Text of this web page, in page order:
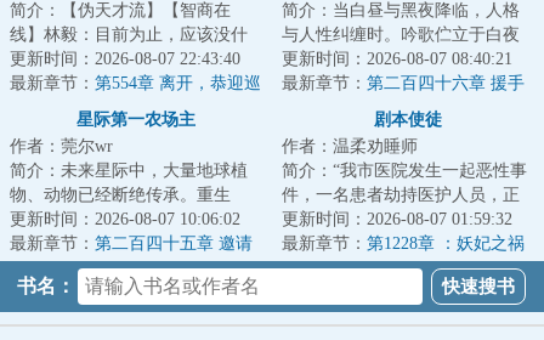
简介：【伪天才流】【智商在
线】林毅：目前为止，应该没什
么我领悟不了的，如果有，稍稍
给我点时间，那就...
更新时间：2026-08-07 22:43:40
最新章节： 第554章 离开，恭迎巡
简介：当白昼与黑夜降临，人格
与人性纠缠时。吟歌伫立于白夜
与混乱之巅，漠视一切失去与背
叛。“人性是我...
更新时间：2026-08-07 08:40:21
最新章节： 第二百四十六章 援手
星际第一农场主
作者：莞尔wr
简介：未来星际中，大量地球植
物、动物已经断绝传承。重生
后，关遗珠从继承一颗荒废星球
开始，让断绝的地...
更新时间：2026-08-07 10:06:02
最新章节： 第二百四十五章 邀请
剧本使徒
作者：温柔劝睡师
简介：“我市医院发生一起恶性事
件，一名患者劫持医护人员，正
在与警方对峙......”杨逍关闭电视
机，下一...
更新时间：2026-08-07 01:59:32
最新章节： 第1228章 ：妖妃之祸
书名：